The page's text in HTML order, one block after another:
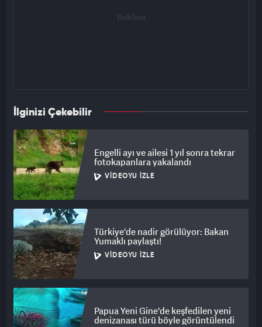
İlginizi Çekebilir
Engelli ayı ve ailesi 1 yıl sonra tekrar
fotokapanlara yakalandı
VIDEOYU İZLE
Türkiye'de nadir görülüyor: Bakan
Yumaklı paylaştı!
VIDEOYU İZLE
Papua Yeni Gine'de keşfedilen yeni
denizanası türü böyle görüntülendi